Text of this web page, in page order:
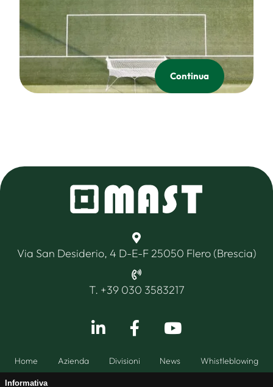
Informativa
Continua
Home Azienda Divisioni News Whistleblowing
Via San Desiderio, 4 D-E-F 25050 Flero (Brescia)
T. +39 030 3583217